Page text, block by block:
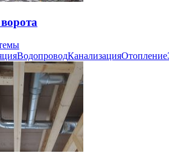
ВодопроводКанализацияОтопление